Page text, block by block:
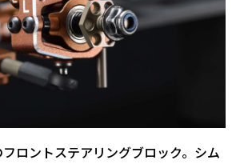
ロントステアリングブロック。シム